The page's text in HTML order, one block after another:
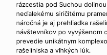
rázcestia pod Suchou
neďalekému siričitému
náročná je aj prehliadka
návštevníkov po vyvýšenom
prevedie unikátnym
rašeliniska a vlhkých lúk.